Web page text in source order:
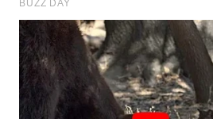
CIREBON
WN
INDRAMAYU